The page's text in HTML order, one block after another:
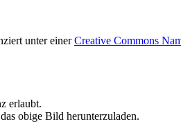
unter einerCreative Commons
erlaubt.
obige Bild herunterzuladen.